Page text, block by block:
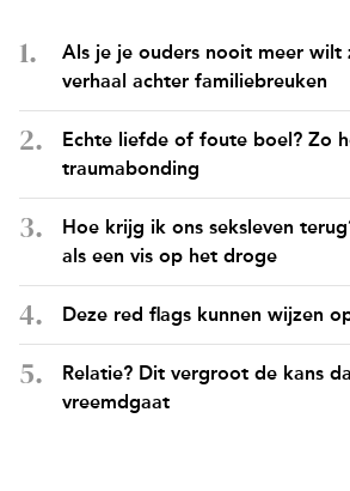
Als je je ouders nooit meer wilt
verhaal achter familiebreuken
Echte liefde of foute boel? Zo
traumabonding
Hoe krijg ik ons seksleven
als een vis op het droge
Deze red flags kunnen wijzen
Relatie? Dit vergroot de kans
vreemdgaat